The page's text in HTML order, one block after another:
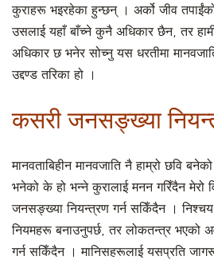
कुराहरू भइरहेका हुन्छन् । अर्को जीव
उसलाई यहाँ बाँच्ने कुनै अधिकार छैन, तर
अधिकार छ भनेर सोच्नु यस धरतीमा
उद्दण्ड तरिका हो ।
कसरी जनसङ्ख्या
मानवताबिहीन मानवजाति नै हाम्रो छवि
भनेको के हो भन्ने कुरालाई मनन गरिँदैन मेरो
जनसङ्ख्या नियन्त्रण गर्न सकिँदैन ।
नियमहरू बनाउनुपर्छ, तर लोकतन्त्र भएको
गर्न सकिँदैन । मानिसहरूलाई यसप्रति